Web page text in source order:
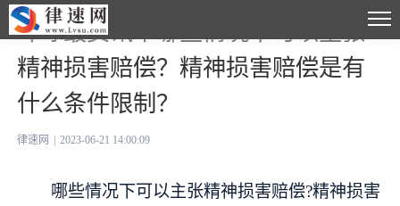
环球最资讯丨哪些情况下可以主张
精神损害赔偿？精神损害赔偿是有
什么条件限制？
律速网 2023-06-21 14:00:09
哪些情况下可以主张精神损害赔偿?精神损害